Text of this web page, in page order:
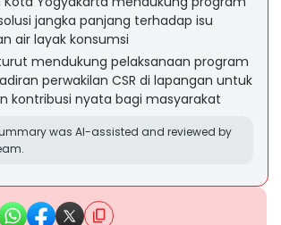
jangka panjang terhadap isu
air layak konsumsi
mendukung pelaksanaan program
perwakilan CSR di lapangan untuk
kontribusi nyata bagi masyarakat
was AI-assisted and reviewed by